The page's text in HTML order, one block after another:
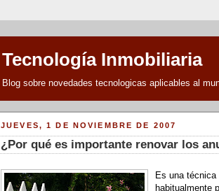
Tecnología Inmobiliaria
Blog sobre novedades tecnologicas aplicables al
JUEVES, 1 DE NOVIEMBRE DE 2007
¿Por qué es importante renovar los
Es una técnica
habitualmente